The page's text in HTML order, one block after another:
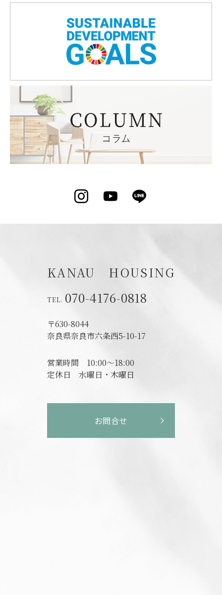
Instagram
YouTube
KANAU HOUSING
070-4176-0818
〒630-8044
奈良県奈良市六条西5-10-17
営業時間 10:00～18:00
定休日 水曜日・木曜日
お問合せ